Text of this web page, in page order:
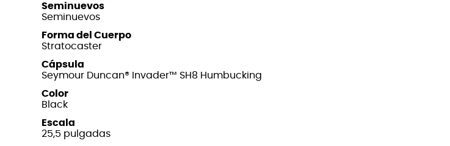
Seminuevos
Seminuevos
Forma del Cuerpo
Stratocaster
Cápsula
Seymour Duncan® Invader™ SH8 Humbucking
Color
Black
Escala
25,5 pulgadas